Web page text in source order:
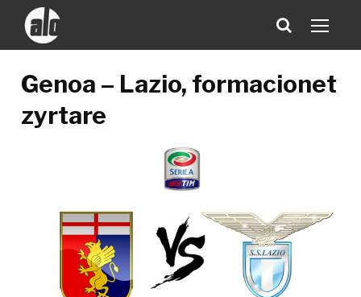
Genoa – Lazio, formacionet
zyrtare